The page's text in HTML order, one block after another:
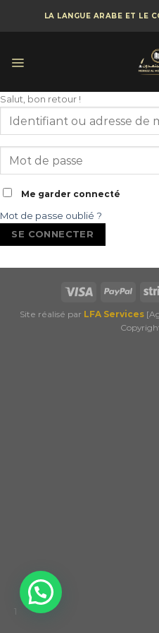
LA LANGUE ARABE ET LE
Salut, bon retour !
Me garder connecté
Mot de passe oublié ?
SE CONNECTER
Site réalisé par LFA Services
1